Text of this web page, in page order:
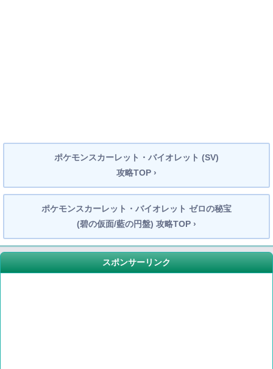
ポケモンスカーレット・バイオレット (SV)
攻略TOP ›
ポケモンスカーレット・バイオレット ゼロの秘宝
(碧の仮面/藍の円盤) 攻略TOP ›
スポンサーリンク